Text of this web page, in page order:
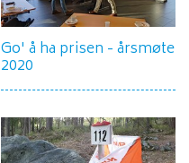
Go' å ha prisen - årsmøte
2020